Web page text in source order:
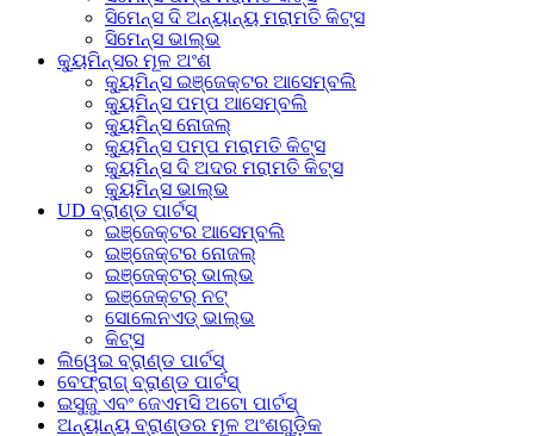
ସିମେନ୍ସ ଦି ଅନ୍ୟାନ୍ୟ ମରାମତି କିଟ୍ସ
ସିମେନ୍ସ ଭାଲ୍ଭ
କ୍ୟୁମିନ୍ସର ମୂଳ ଅଂଶ
କ୍ୟୁମିନ୍ସ ଇଞ୍ଜେକ୍ଟର ଆସେମ୍ବଲି
କ୍ୟୁମିନ୍ସ ପମ୍ପ ଆସେମ୍ବଲି
କ୍ୟୁମିନ୍ସ ନୋଜଲ୍
କ୍ୟୁମିନ୍ସ ପମ୍ପ ମରାମତି କିଟ୍ସ
କ୍ୟୁମିନ୍ସ ଦି ଅଦର ମରାମତି କିଟ୍ସ
କ୍ୟୁମିନ୍ସ ଭାଲ୍ଭ
UD ବ୍ରାଣ୍ଡ ପାର୍ଟସ୍
ଇଞ୍ଜେକ୍ଟର ଆସେମ୍ବଲି
ଇଞ୍ଜେକ୍ଟର ନୋଜଲ୍
ଇଞ୍ଜେକ୍ଟର୍ ଭାଲ୍ଭ
ଇଞ୍ଜେକ୍ଟର୍ ନଟ୍
ସୋଲେନଏଡ୍ ଭାଲ୍ଭ
କିଟ୍ସ
ଲିୱେଇ ବ୍ରାଣ୍ଡ ପାର୍ଟସ୍
ବେଫ୍ରାଗ୍ ବ୍ରାଣ୍ଡ ପାର୍ଟସ୍
ଇସୁଜୁ ଏବଂ ଜେଏମସି ଅଟୋ ପାର୍ଟସ୍
ଅନ୍ୟାନ୍ୟ ବ୍ରାଣ୍ଡର ମୂଳ ଅଂଶଗୁଡ଼ିକ